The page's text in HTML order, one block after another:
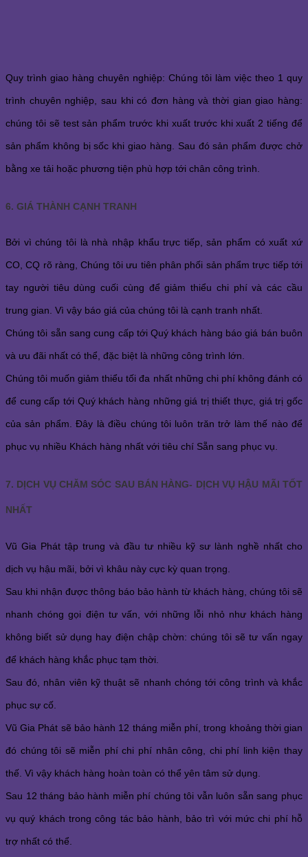
Quy trình giao hàng chuyên nghiệp: Chúng tôi làm việc theo 1 quy
trình chuyên nghiệp, sau khi có đơn hàng và thời gian giao hàng:
chúng tôi sẽ test sản phẩm trước khi xuất trước khi xuất 2 tiếng để
sản phẩm không bị sốc khi giao hàng. Sau đó sản phẩm được chở
bằng xe tải hoặc phương tiện phù hợp tới chân công trình.
6. GIÁ THÀNH CẠNH TRANH
Bởi vì chúng tôi là nhà nhập khẩu trực tiếp, sản phẩm có xuất xứ
CO, CQ rõ ràng, Chúng tôi ưu tiên phân phối sản phẩm trực tiếp tới
tay người tiêu dùng cuối cùng để giảm thiểu chi phí và các cầu
trung gian. Vì vậy báo giá của chúng tôi là cạnh tranh nhất.
Chúng tôi sẵn sang cung cấp tới Quý khách hàng báo giá bán buôn
và ưu đãi nhất có thể, đặc biệt là những công trình lớn.
Chúng tôi muốn giảm thiểu tối đa nhất những chi phí không đánh có
để cung cấp tới Quý khách hàng những giá trị thiết thực, giá trị gốc
của sản phẩm. Đây là điều chúng tôi luôn trăn trở làm thế nào để
phục vụ nhiều Khách hàng nhất với tiêu chí Sẵn sang phục vụ.
7. DỊCH VỤ CHĂM SÓC SAU BÁN HÀNG- DỊCH VỤ HẬU MÃI TỐT
NHẤT
Vũ Gia Phát tập trung và đầu tư nhiều kỹ sư lành nghề nhất cho
dịch vụ hậu mãi, bởi vì khâu này cực kỳ quan trọng.
Sau khi nhận được thông báo bảo hành từ khách hàng, chúng tôi sẽ
nhanh chóng gọi điện tư vấn, với những lỗi nhỏ như khách hàng
không biết sử dụng hay điện chập chờn: chúng tôi sẽ tư vấn ngay
để khách hàng khắc phục tạm thời.
Sau đó, nhân viên kỹ thuật sẽ nhanh chóng tới công trình và khắc
phục sự cố.
Vũ Gia Phát sẽ bảo hành 12 tháng miễn phí, trong khoảng thời gian
đó chúng tôi sẽ miễn phí chi phí nhân công, chi phí linh kiện thay
thế. Vì vậy khách hàng hoàn toàn có thể yên tâm sử dụng.
Sau 12 tháng bảo hành miễn phí chúng tôi vẫn luôn sẵn sang phục
vụ quý khách trong công tác bảo hành, bảo trì với mức chi phí hỗ
trợ nhất có thể.